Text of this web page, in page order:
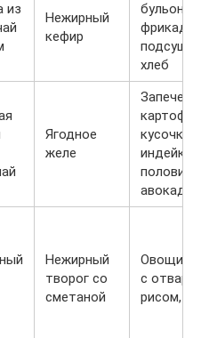
из
Нежирный
кефир
бульоне с
хлеб
Ягодное
желе
индейки,
авокадо
Нежирный
творог со
сметаной
Овощи на
с
рисом,